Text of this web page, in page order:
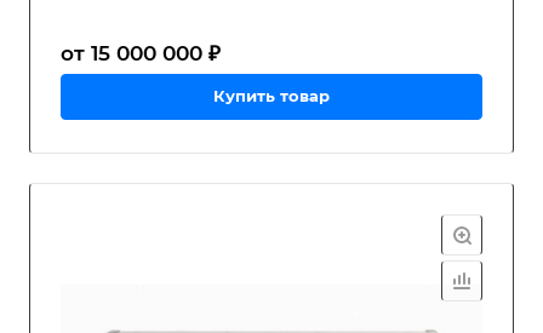
от 15 000 000 ₽
Купить товар